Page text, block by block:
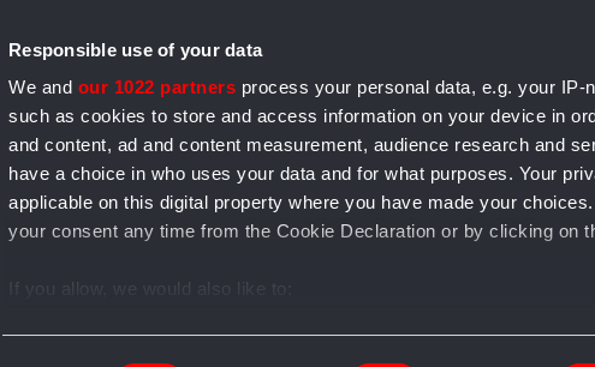
Responsible use of your data
We and our 1022 partners process your personal data, e.g. your IP-
such as cookies to store and access information on your device in
and content, ad and content measurement, audience research and
have a choice in who uses your data and for what purposes. Your
applicable on this digital property where you have made your
your consent any time from the Cookie Declaration or by clicking on
If you allow, we would also like to:
Bevande Abbigliamento e accessori Casa e arredo Gioielli